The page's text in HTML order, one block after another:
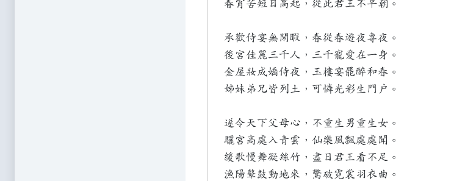
春宵苦短日高起，從此君王不早朝。
承歡侍宴無閑暇，春從春遊夜專夜。
後宮佳麗三千人，三千寵愛在一身。
金屋妝成嬌侍夜，玉樓宴罷醉和春。
姊妹弟兄皆列土，可憐光彩生門戶。
遂令天下父母心，不重生男重生女。
驪宮高處入青雲，仙樂風飄處處聞。
緩歌慢舞凝絲竹，盡日君王看不足。
漁陽鼙鼓動地來，驚破霓裳羽衣曲。